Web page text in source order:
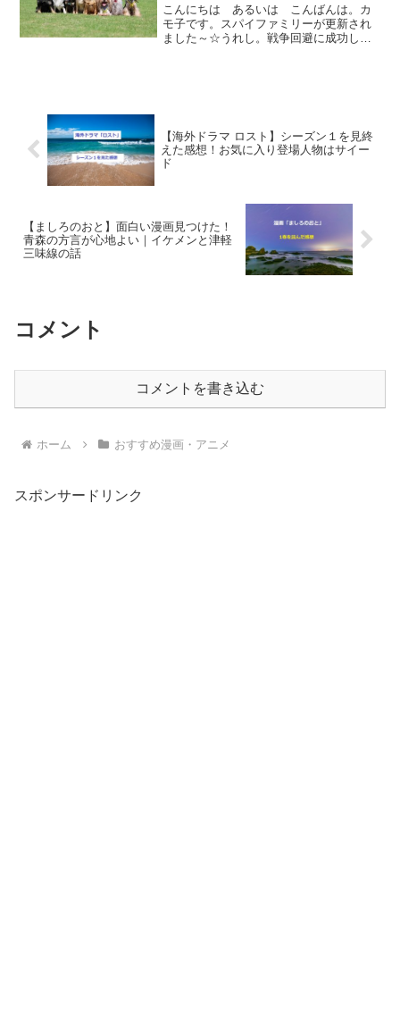
こんにちは あるいは こんばんは。カ
モ子です。スパイファミリーが更新され
ました～☆うれし。戦争回避に成功し、
【海外ドラマ ロスト】シーズン１を見終
えた感想！お気に入り登場人物はサイー
ド
【ましろのおと】面白い漫画見つけた！
青森の方言が心地よい｜イケメンと津軽
三味線の話
コメント
コメントを書き込む
ホーム おすすめ漫画・アニメ
スポンサードリンク